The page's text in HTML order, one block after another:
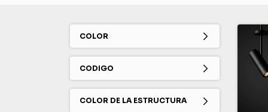
COLOR
CODIGO
COLOR DE LA ESTRUCTURA